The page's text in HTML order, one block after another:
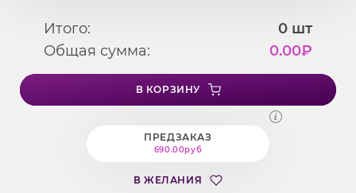
Итого: 0 шт
Общая сумма:
0.00₽
В КОРЗИНУ
ПРЕДЗАКАЗ
690.00руб
В ЖЕЛАНИЯ